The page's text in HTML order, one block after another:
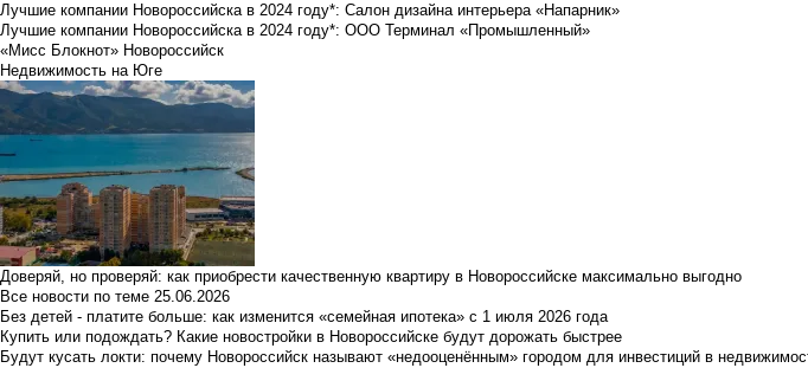
Лучшие компании Новороссийска в 2024 году*: Салон дизайна интерьера «Напарник»
Лучшие компании Новороссийска в 2024 году*: ООО Терминал «Промышленный»
«Мисс Блокнот» Новороссийск
Недвижимость на Юге
Доверяй, но проверяй: как приобрести качественную квартиру в Новороссийске максимально выгодно
Все новости по теме 25.06.2026
Без детей - платите больше: как изменится «семейная ипотека» с 1 июля 2026 года
Купить или подождать? Какие новостройки в Новороссийске будут дорожать быстрее
Будут кусать локти: почему Новороссийск называют «недооценённым» городом для инвестиций в